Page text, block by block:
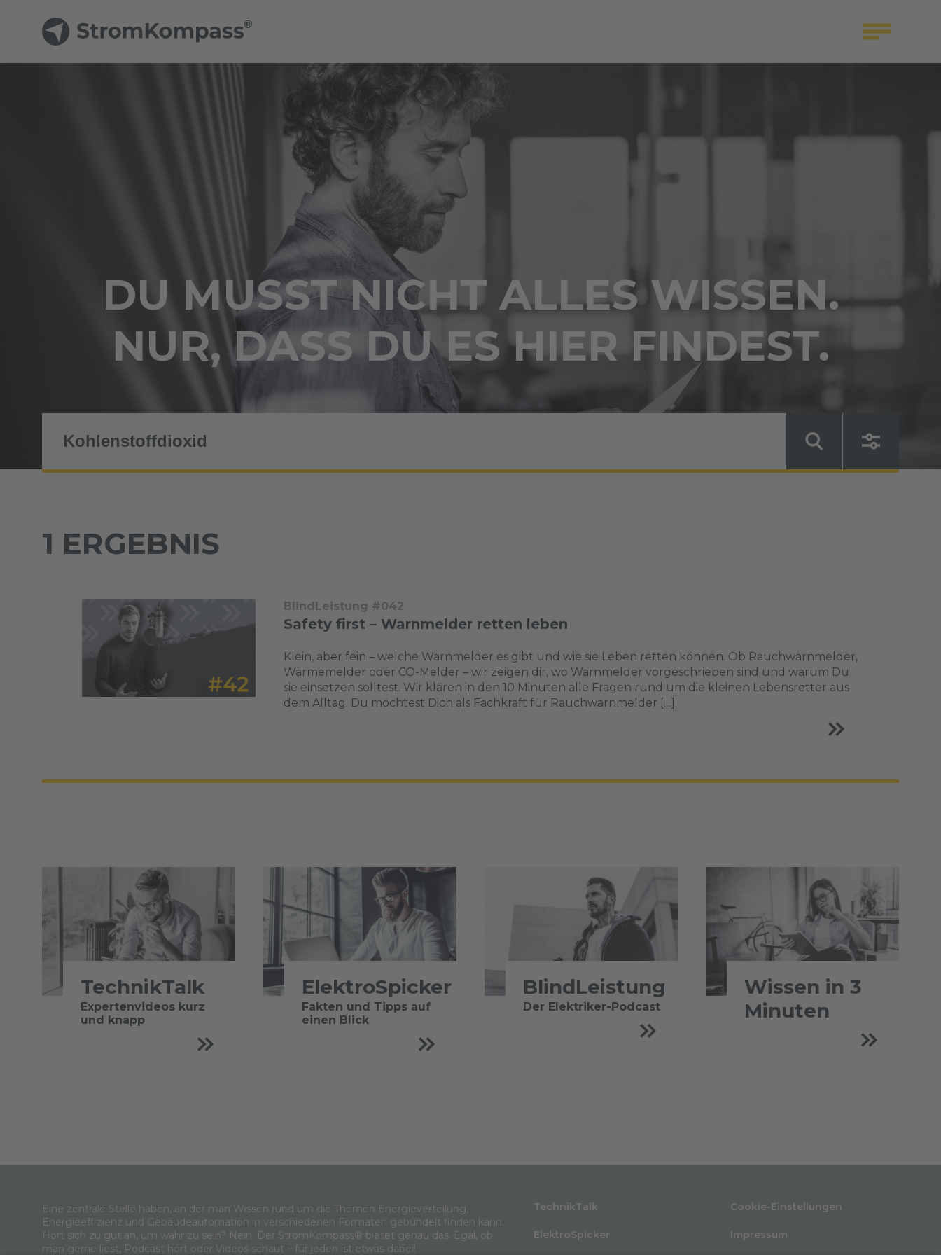
DU MUSST NICHT ALLES WISSEN.
NUR, DASS DU ES HIER FINDEST.
1 ERGEBNIS
BlindLeistung #042
Safety first – Warnmelder retten leben
Klein, aber fein – welche Warnmelder es gibt und wie sie Leben retten können. Ob Rauchwarnmelder,
Wärmemelder oder CO-Melder – wir zeigen dir, wo Warnmelder vorgeschrieben sind und warum Du
sie einsetzen solltest. Wir klären in den 10 Minuten alle Fragen rund um die kleinen Lebensretter aus
dem Alltag. Du möchtest Dich als Fachkraft für Rauchwarnmelder […]
TechnikTalk
Expertenvideos kurz
und knapp
ElektroSpicker
Fakten und Tipps auf
einen Blick
BlindLeistung
Der Elektriker-Podcast
Wissen in 3
Minuten
Eine zentrale Stelle haben, an der man Wissen rund um die Themen Energieverteilung,
Energieeffizienz und Gebäudeautomation in verschiedenen Formaten gebündelt finden kann.
Hört sich zu gut an, um wahr zu sein? Nein. Der StromKompass® bietet genau das. Egal, ob
man gerne liest, Podcast hört oder Videos schaut – für jeden ist etwas dabei!
TechnikTalk
ElektroSpicker
Cookie-Einstellungen
Impressum